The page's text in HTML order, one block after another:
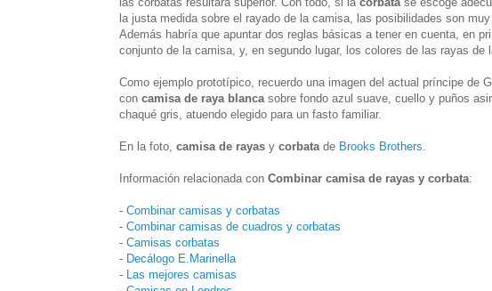
la justa medida sobre el rayado de la camisa, las posibilidades son
Además habría que apuntar dos reglas básicas a tener en cuenta, en
conjunto de la camisa, y, en segundo lugar, los colores de las rayas de
Como ejemplo prototípico, recuerdo una imagen del actual príncipe de
con camisa de raya blanca sobre fondo azul suave, cuello y puños
chaqué gris, atuendo elegido para un fasto familiar.
En la foto, camisa de rayas y corbata de Brooks Brothers
Información relacionada con Combinar camisa de rayas y corbata:
- Combinar camisas y corbatas
- Combinar camisas de cuadros y corbatas
- Camisas corbatas
- Decálogo E.Marinella
- Las mejores camisas